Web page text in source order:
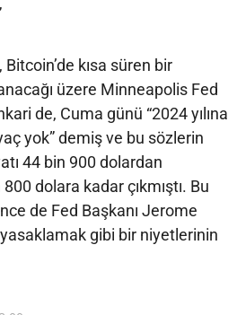
Bitcoin’de kısa süren bir
üzere Minneapolis Fed
de, Cuma günü “2024 yılına
yok” demiş ve bu sözlerin
44 bin 900 dolardan
dolara kadar çıkmıştı. Bu
de Fed Başkanı Jerome
gibi bir niyetlerinin